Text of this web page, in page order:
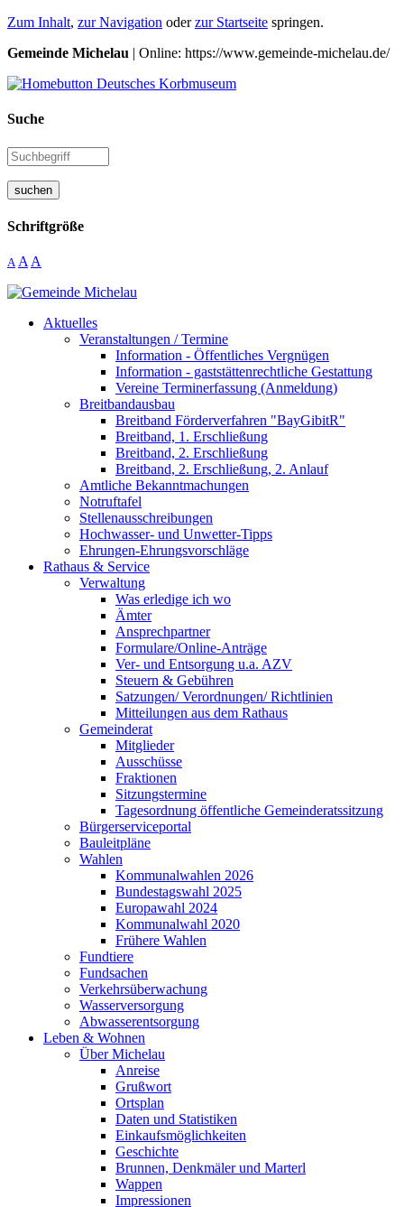
Zum Inhalt, zur Navigation oderzur Startseite springen.
Gemeinde Michelau | Online: https://www.gemeinde-michelau.de/
Suche
suchen
Schriftgröße
A A A
Aktuelles
Veranstaltungen / Termine
Information - Öffentliches Vergnügen
Information - gaststättenrechtliche Gestattung
Vereine Terminerfassung (Anmeldung)
Breitbandausbau
Breitband Förderverfahren "BayGibitR"
Breitband, 1. Erschließung
Breitband, 2. Erschließung
Breitband, 2. Erschließung, 2. Anlauf
Amtliche Bekanntmachungen
Notruftafel
Stellenausschreibungen
Hochwasser- und Unwetter-Tipps
Ehrungen-Ehrungsvorschläge
Rathaus & Service
Verwaltung
Was erledige ich wo
Ämter
Ansprechpartner
Formulare/Online-Anträge
Ver- und Entsorgung u.a. AZV
Steuern & Gebühren
Satzungen/ Verordnungen/ Richtlinien
Mitteilungen aus dem Rathaus
Gemeinderat
Mitglieder
Ausschüsse
Fraktionen
Sitzungstermine
Tagesordnung öffentliche Gemeinderatssitzung
Bürgerserviceportal
Bauleitpläne
Wahlen
Kommunalwahlen 2026
Bundestagswahl 2025
Europawahl 2024
Kommunalwahl 2020
Frühere Wahlen
Fundtiere
Fundsachen
Verkehrsüberwachung
Wasserversorgung
Abwasserentsorgung
Leben & Wohnen
Über Michelau
Anreise
Grußwort
Ortsplan
Daten und Statistiken
Einkaufsmöglichkeiten
Geschichte
Brunnen, Denkmäler und Marterl
Wappen
Impressionen